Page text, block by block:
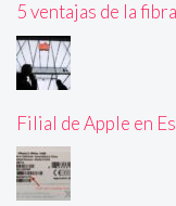
5 ventajas de la
Filial de Apple en